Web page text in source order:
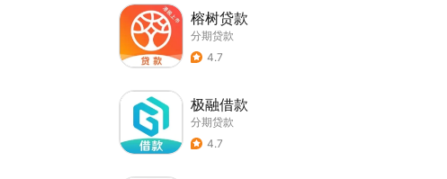
榕树贷款
分期贷款
4.7
极融借款
分期贷款
4.7